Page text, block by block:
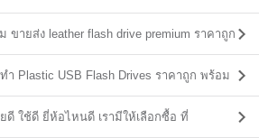
ขายส่ง leather flash drive premium ราคาถูก
Plastic USB Flash Drives ราคาถูก พร้อม
ดี ใช้ดี ยี่ห้อไหนดี เรามีให้เลือกซื้อ ที่